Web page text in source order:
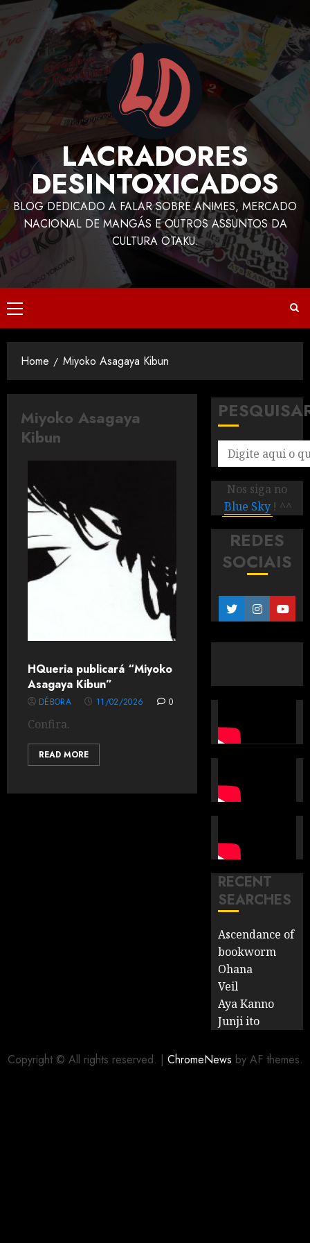
LACRADORES
DESINTOXICADOS
BLOG DEDICADO A FALAR SOBRE ANIMES, MERCADO
NACIONAL DE MANGÁS E OUTROS ASSUNTOS DA
CULTURA OTAKU.
Home Miyoko Asagaya Kibun
Miyoko Asagaya
Kibun
HQueria publicará “Miyoko
Asagaya Kibun”
DÉBORA 11/02/2026 0
Confira.
READ MORE
Nos siga no
Blue Sky ! ^^
REDES
SOCIAIS
RECENT
SEARCHES
Ascendance of
bookworm
Ohana
Veil
Aya Kanno
Junji ito
Copyright © All rights reserved. | ChromeNews by AF themes.